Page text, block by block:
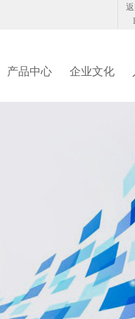
产品中心 企业文化